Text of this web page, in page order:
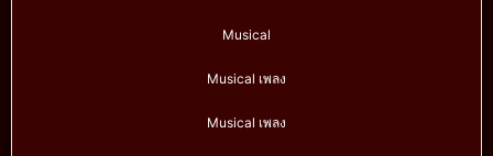
Musical
Musical เพลง
Musical เพลง